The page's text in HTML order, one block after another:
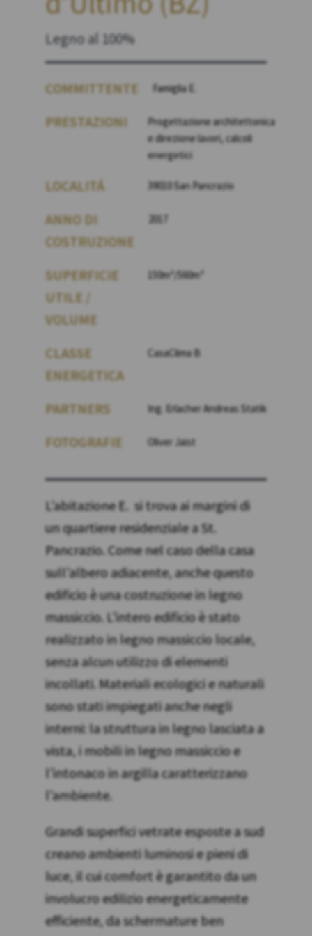
Progetti
Legno al 100%
COMMITTENTE Famiglia E.
PRESTAZIONI
Progettazione architettonica
e direzione lavori, calcoli
energetici
LOCALITÁ 39010 San Pancrazio
ANNO DI
COSTRUZIONE
2017
SUPERFICIE
UTILE /
VOLUME
150m²/560m³
CLASSE
ENERGETICA
CasaClima B
PARTNERS Ing. Erlacher Andreas Statik
FOTOGRAFIE Oliver Jaist
L’abitazione E. si trova ai margini di
un quartiere residenziale a St.
Pancrazio. Come nel caso della casa
sull’albero adiacente, anche questo
edificio è una costruzione in legno
massiccio. L’intero edificio è stato
realizzato in legno massiccio locale,
senza alcun utilizzo di elementi
incollati. Materiali ecologici e naturali
sono stati impiegati anche negli
interni: la struttura in legno lasciata a
vista, i mobili in legno massiccio e
l’intonaco in argilla caratterizzano
l’ambiente.
Grandi superfici vetrate esposte a sud
creano ambienti luminosi e pieni di
luce, il cui comfort è garantito da un
involucro edilizio energeticamente
efficiente, da schermature ben